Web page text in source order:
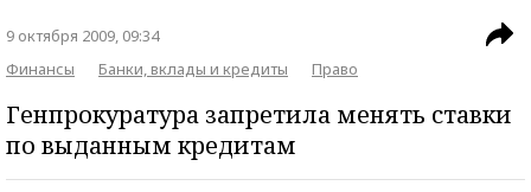
9 октября 2009, 09:34
Финансы
Банки, вклады и кредиты Право
Генпрокуратура запретила менять ставки
по выданным кредитам